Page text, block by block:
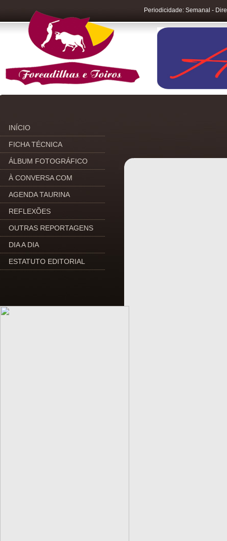
Periodicidade: Semanal -
INÍCIO
FICHA TÉCNICA
ÁLBUM FOTOGRÁFICO
À CONVERSA COM
AGENDA TAURINA
REFLEXÕES
OUTRAS REPORTAGENS
DIA A DIA
ESTATUTO EDITORIAL